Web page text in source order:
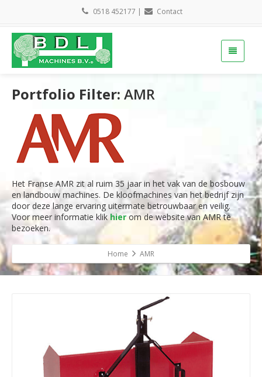
0518 452177 | Contact
Portfolio Filter: AMR
Het Franse AMR zit al ruim 35 jaar in het vak van de bosbouw
en landbouw machines. De kloofmachines van het bedrijf zijn
door deze lange ervaring uitermate betrouwbaar en veilig.
Voor meer informatie klik hier om de website van AMR te
bezoeken.
Home AMR